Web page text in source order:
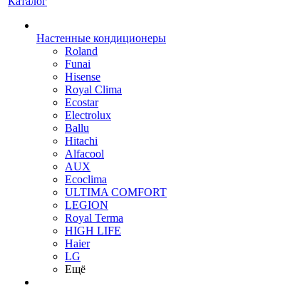
Настенные кондиционеры
Roland
Funai
Hisense
Royal Clima
Ecostar
Electrolux
Ballu
Hitachi
Alfacool
AUX
Ecoclima
ULTIMA COMFORT
LEGION
Royal Terma
HIGH LIFE
Haier
LG
Ещё